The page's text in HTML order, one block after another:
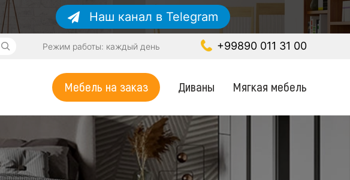
Наш канал в Telegram
Режим работы: каждый день +99890 011 31 00
Мебель на заказ Диваны Мягкая мебель